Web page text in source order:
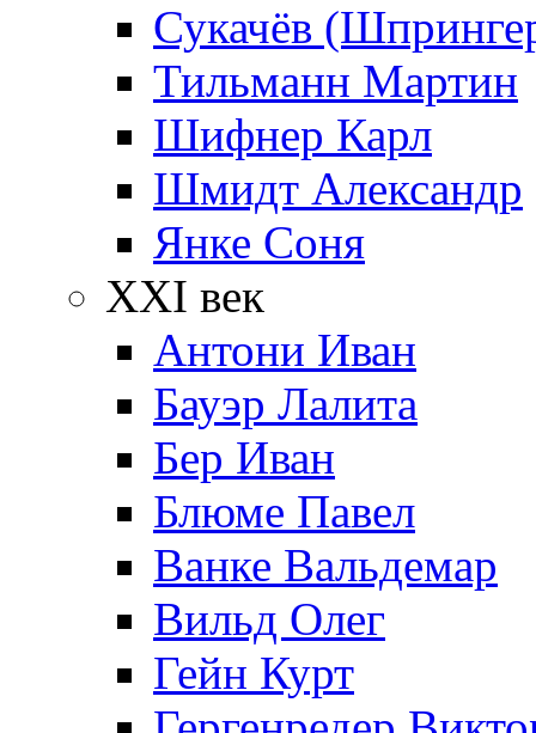
Сукачёв
Тильманн Мартин
Шифнер Карл
Шмидт Александр
Янке Соня
XXI век
Антони Иван
Бауэр Лалита
Бер Иван
Блюме Павел
Ванке Вальдемар
Вильд Олег
Гейн Курт